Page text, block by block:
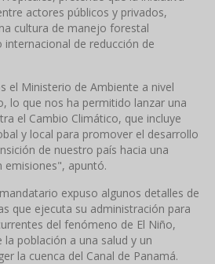
actores públicos y privados,
cultura de manejo forestal
de reducción de
el Ministerio de Ambiente a nivel
lo que nos ha permitido lanzar una
el Cambio Climático, que incluye
y local para promover el desarrollo
de nuestro país hacia una
emisiones", apuntó.
expuso algunos detalles de
que ejecuta su administración para
del fenómeno de El Niño,
la población a una salud y un
la cuenca del Canal de Panamá.